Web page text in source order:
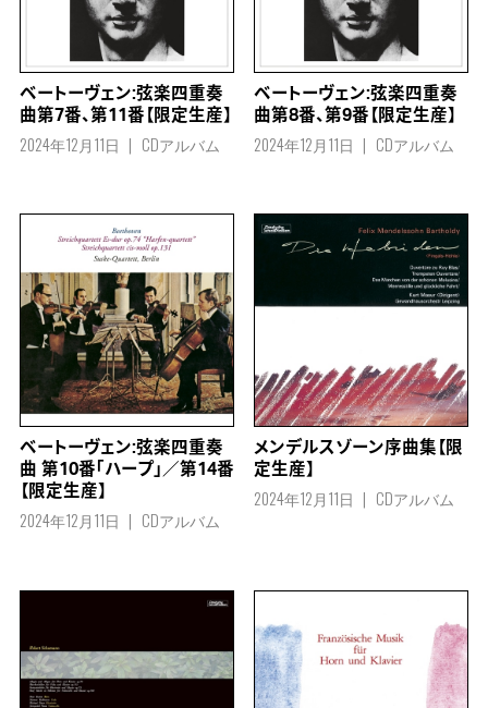
ベートーヴェン:弦楽四重奏
曲第7番、第11番【限定生産】
2024年12月11日 CDアルバム
ベートーヴェン:弦楽四重奏
曲第8番、第9番【限定生産】
2024年12月11日 CDアルバム
ベートーヴェン:弦楽四重奏
曲 第10番「ハープ」／第14番
【限定生産】
2024年12月11日 CDアルバム
メンデルスゾーン序曲集【限
定生産】
2024年12月11日 CDアルバム